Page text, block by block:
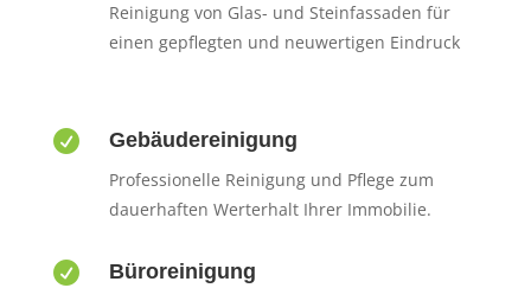
Reinigung von Glas- und Steinfassaden für
einen gepflegten und neuwertigen Eindruck
 Gebäudereinigung
Professionelle Reinigung und Pflege zum
dauerhaften Werterhalt Ihrer Immobilie.
 Büroreinigung